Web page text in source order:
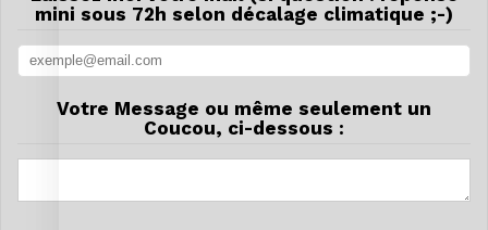
mini sous 72h selon décalage climatique ;-)
Votre Message ou même seulement un
Coucou, ci-dessous :